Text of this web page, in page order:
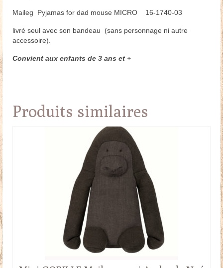
Maileg Pyjamas for dad mouse MICRO 16-1740-03
livré seul avec son bandeau (sans personnage ni autre
accessoire).
Convient aux enfants de 3 ans et +
Produits similaires